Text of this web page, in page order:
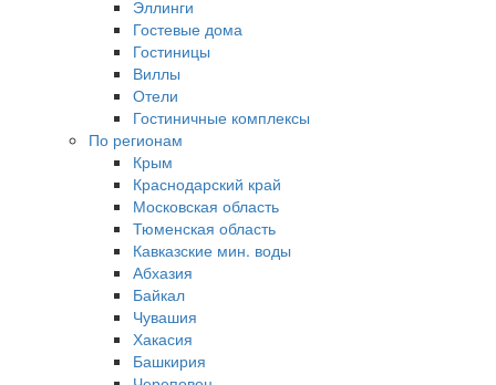
Эллинги
Гостевые дома
Гостиницы
Виллы
Отели
Гостиничные комплексы
По регионам
Крым
Краснодарский край
Московская область
Тюменская область
Кавказские мин. воды
Абхазия
Байкал
Чувашия
Хакасия
Башкирия